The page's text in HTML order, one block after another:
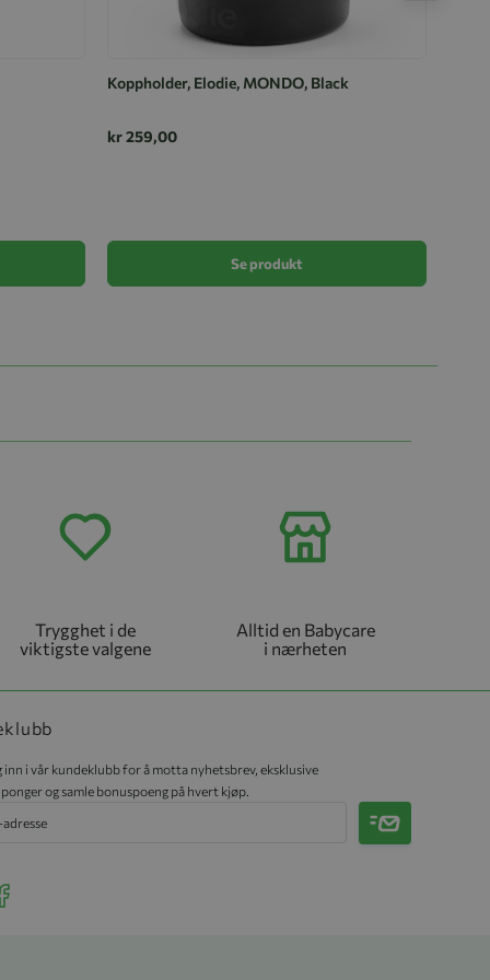
Koppholder, Elodie, MONDO, Black
kr 259,00
Se produkt
Trygghet i de
viktigste valgene
Alltid en Babycare
i nærheten
inn i vår kundeklubb for å motta nyhetsbrev, eksklusive
og samle bonuspoeng på hvert kjøp.
Meld på
our Facebook